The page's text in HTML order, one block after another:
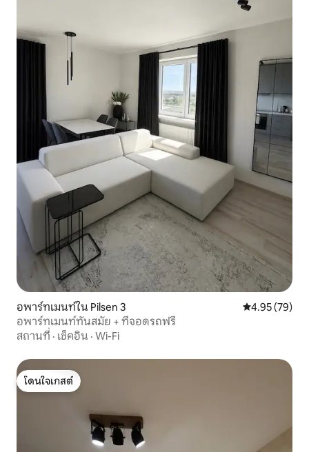
อพาร์ทเมนท์ใน Pilsen 3 คะแนนเฉลี่ย
4.95 (79)
อพาร์ทเมนท์ทันสมัย + ที่จอดรถฟรี
สถานที่ · เช็คอิน · Wi-Fi
โดนใจเกสต์
โดนใจเกสต์